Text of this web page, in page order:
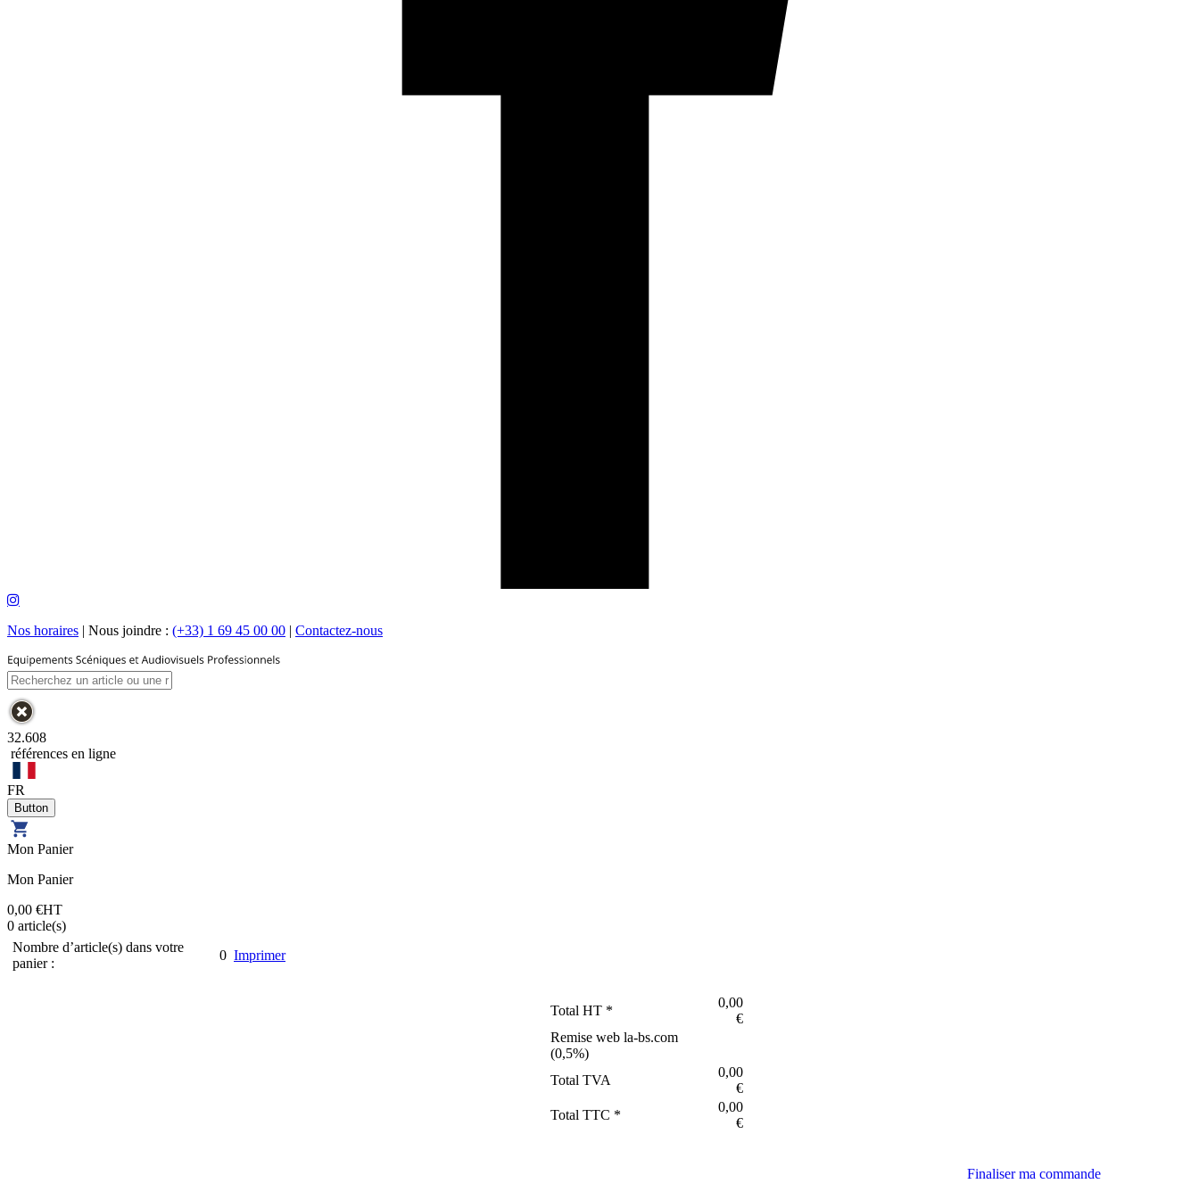
Nos horaires | Nous joindre : (+33) 1 69 45 00 00 | Contactez-nous
32.608
références en ligne
FR
Mon Panier
Mon Panier
0,00 €HT
0 article(s)
Nombre d’article(s) dans votre
panier :
0 Imprimer
Total HT *
0,00
€
Remise web la-bs.com
(0,5%)
Total TVA
0,00
€
Total TTC *
0,00
€
Finaliser ma commande